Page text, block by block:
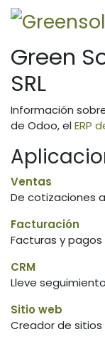
Green
SRL
Información
de Odoo, elERP
Ventas
De cotizaciones
Facturación
Facturas y pagos
CRM
Lleve
Sitio web
Creador de